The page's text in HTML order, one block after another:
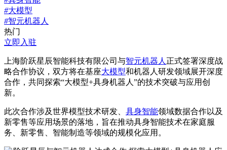
#大模型
#智元机器人
热门
立即入驻
上海阶跃星辰智能科技有限公司与智元机器人 正式签署深度战
略合作协议，双方将在基座大模型和机器人研发领域展开深度
合作，共同探索“大模型+具身机器人”的技术突破与应用创
新。
此次合作涉及世界模型技术研发、 具身智能领域数据合作以及
新零售等应用场景的落地，旨在推动具身智能技术在家庭服
务、新零售、智能制造等领域的规模化应用。